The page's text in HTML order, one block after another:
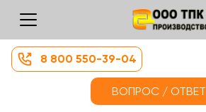
8 800 550-39-04
ВОПРОС / ОТВЕТ